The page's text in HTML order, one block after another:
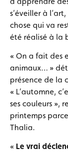
s’éveiller à
chose qui va
été réalisé à la
« On a fait des
animaux… »
présence de la
« L’automne,
ses couleurs »,
printemps
Thalia.
« Le vrai